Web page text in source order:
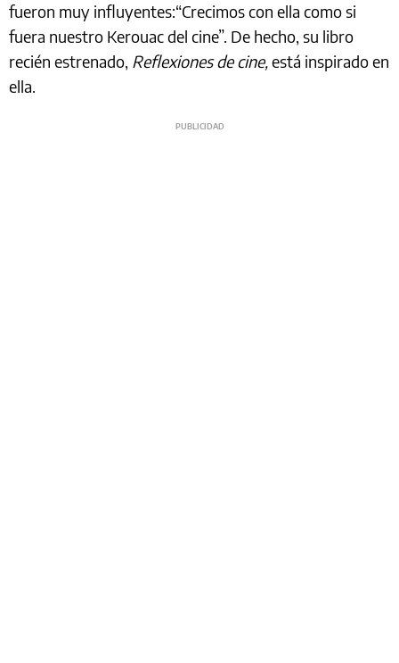
fueron muy influyentes:“Crecimos con ella como si
fuera nuestro Kerouac del cine”. De hecho, su libro
recién estrenado, Reflexiones de cine,está inspirado en
ella.